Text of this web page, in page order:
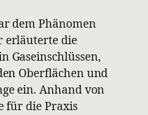
dem Phänomen
erläuterte die
Gaseinschlüssen,
Oberflächen und
ein. Anhand von
für die Praxis